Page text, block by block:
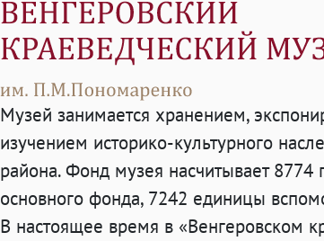
Музей занимается хранением,
изучением историко-культурного
района. Фонд музея насчитывает 8774
основного фонда, 7242 единицы
В настоящее время в «Венгеровском